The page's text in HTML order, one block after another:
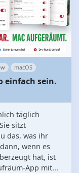
macOS
einfach sein.
täglich
sitzt
das, was ihr
wenn es
hat, ist
App mit...